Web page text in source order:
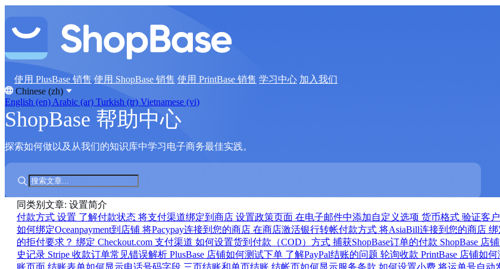
使用 PlusBase 销售 使用 ShopBase 销售 使用 PrintBase 销售 学习中心 加入我们
Chinese (zh)
English (en) Arabic (ar) Turkish (tr) Vietnamese (vi)
ShopBase 帮助中心
探索如何做以及从我们的知识库中学习电子商务最佳实践。
同类别文章: 设置简介
付款方式 设置 了解付款状态 将支付渠道绑定到商店 设置政策页面 在电子邮件中添加自定义选项 货币格式 验证客
如何绑定Oceanpayment到店铺 将Pacypay连接到您的商店 在商店激活银行转帐付款方式 将AsiaBill连接到您的商店 绑
的拒付要求？ 绑定 Checkout.com 支付渠道 如何设置货到付款（COD）方式 捕获ShopBase订单的付款 ShopBase 店
史记录 Stripe 收款订单常见错误解析 PlusBase 店铺如何测试下单 了解PayPal结账的问题 轮询收款 PrintBase 店铺如
账页面 结账表单如何显示电话号码字段 三页结账和单页结账 结帐页如何显示服务条款 如何设置小费 将运单号自动